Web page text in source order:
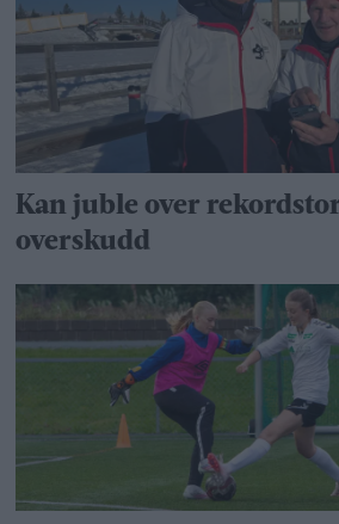
Kan juble over
overskudd